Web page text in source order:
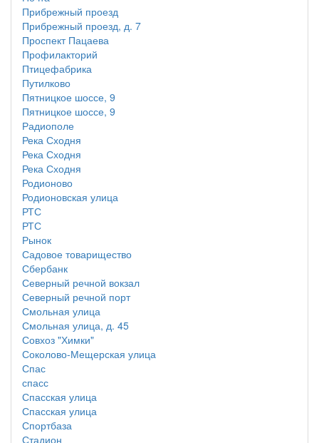
Прибрежный проезд
Прибрежный проезд, д. 7
Проспект Пацаева
Профилакторий
Птицефабрика
Путилково
Пятницкое шоссе, 9
Пятницкое шоссе, 9
Радиополе
Река Сходня
Река Сходня
Река Сходня
Родионово
Родионовская улица
РТС
РТС
Рынок
Садовое товарищество
Сбербанк
Северный речной вокзал
Северный речной порт
Смольная улица
Смольная улица, д. 45
Совхоз "Химки"
Соколово-Мещерская улица
Спас
спасс
Спасская улица
Спасская улица
Спортбаза
Стадион